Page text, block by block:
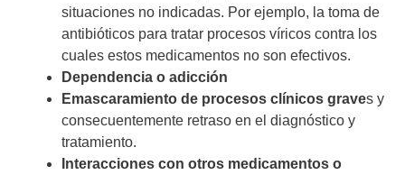
situaciones no indicadas. Por ejemplo, la toma de
antibióticos para tratar procesos víricos contra los
cuales estos medicamentos no son efectivos.
Dependencia o adicción
Emascaramiento de procesos clínicos graves y
consecuentemente retraso en el diagnóstico y
tratamiento.
Interacciones con otros medicamentos o